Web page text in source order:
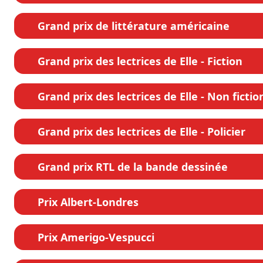
Grand prix de littérature américaine
Grand prix des lectrices de Elle - Fiction
Grand prix des lectrices de Elle - Non
Grand prix des lectrices de Elle - Policier
Grand prix RTL de la bande dessinée
Prix Albert-Londres
Prix Amerigo-Vespucci